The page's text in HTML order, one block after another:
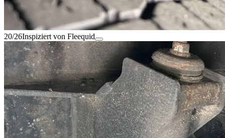
20/26Inspiziert von Fleequid